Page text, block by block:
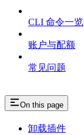
CLI 命令一览
账户与配额
常见问题
On this page
卸载插件